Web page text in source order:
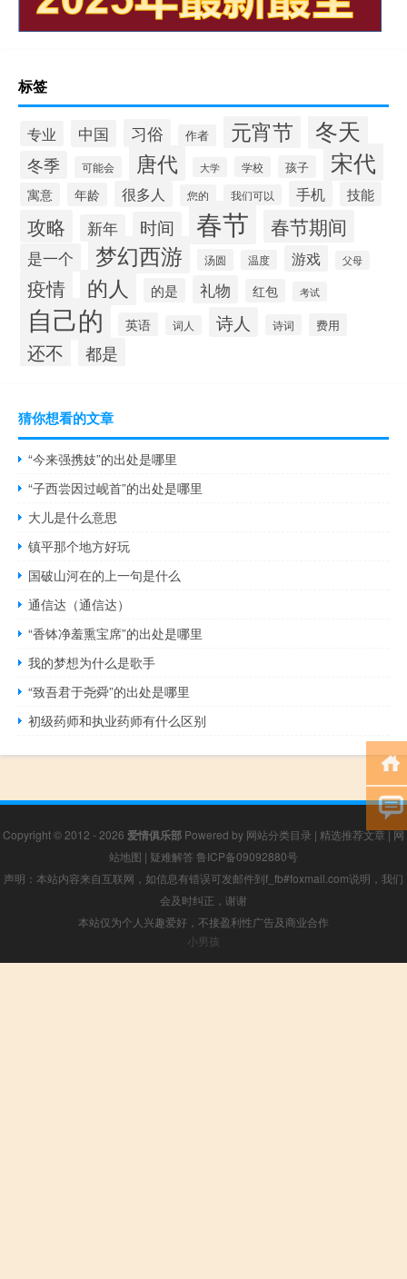
标签
专业 中国 习俗 作者 元宵节 冬天
冬季 可能会 唐代 大学 学校 孩子 宋代
寓意 年龄 很多人 您的 我们可以 手机 技能
攻略 新年 时间 春节 春节期间
是一个 梦幻西游 汤圆 温度 游戏 父母
疫情 的人 的是 礼物 红包 考试
自己的 英语 词人 诗人 诗词 费用
还不 都是
猜你想看的文章
“今来强携妓”的出处是哪里
“子西尝因过岘首”的出处是哪里
大儿是什么意思
镇平那个地方好玩
国破山河在的上一句是什么
通信达（通信达）
“香钵净羞熏宝席”的出处是哪里
我的梦想为什么是歌手
“致吾君于尧舜”的出处是哪里
初级药师和执业药师有什么区别
Copyright © 2012 - 2026 爱情俱乐部 Powered by 网站分类目录 | 精选推荐文章|网
站地图 | 疑难解答 鲁ICP备09092880号
声明：本站内容来自互联网，如信息有错误可发邮件到f_fb#foxmail.com说明，我们
会及时纠正，谢谢
本站仅为个人兴趣爱好，不接盈利性广告及商业合作
小男孩